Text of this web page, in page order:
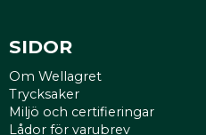
SIDOR
Om Wellagret
Trycksaker
Miljö och certifieringar
Lådor för varubrev